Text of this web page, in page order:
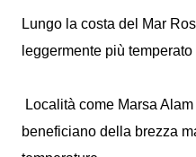
Lungo la costa del Mar
leggermente più
Località come Marsa
beneficiano della brezza